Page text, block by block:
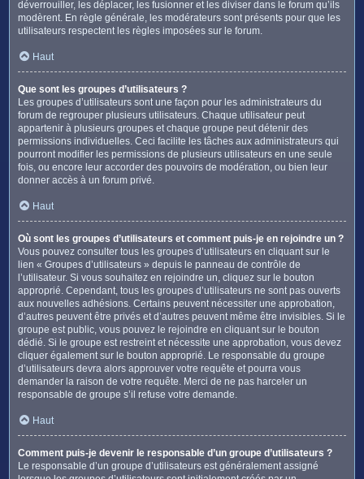
déverrouiller, les déplacer, les fusionner et les diviser dans le forum qu’ils
modèrent. En règle générale, les modérateurs sont présents pour que les
utilisateurs respectent les règles imposées sur le forum.
Haut
Que sont les groupes d’utilisateurs ?
Les groupes d’utilisateurs sont une façon pour les administrateurs du
forum de regrouper plusieurs utilisateurs. Chaque utilisateur peut
appartenir à plusieurs groupes et chaque groupe peut détenir des
permissions individuelles. Ceci facilite les tâches aux administrateurs qui
pourront modifier les permissions de plusieurs utilisateurs en une seule
fois, ou encore leur accorder des pouvoirs de modération, ou bien leur
donner accès à un forum privé.
Haut
Où sont les groupes d’utilisateurs et comment puis-je en rejoindre un ?
Vous pouvez consulter tous les groupes d’utilisateurs en cliquant sur le
lien « Groupes d’utilisateurs » depuis le panneau de contrôle de
l’utilisateur. Si vous souhaitez en rejoindre un, cliquez sur le bouton
approprié. Cependant, tous les groupes d’utilisateurs ne sont pas ouverts
aux nouvelles adhésions. Certains peuvent nécessiter une approbation,
d’autres peuvent être privés et d’autres peuvent même être invisibles. Si le
groupe est public, vous pouvez le rejoindre en cliquant sur le bouton
dédié. Si le groupe est restreint et nécessite une approbation, vous devez
cliquer également sur le bouton approprié. Le responsable du groupe
d’utilisateurs devra alors approuver votre requête et pourra vous
demander la raison de votre requête. Merci de ne pas harceler un
responsable de groupe s’il refuse votre demande.
Haut
Comment puis-je devenir le responsable d’un groupe d’utilisateurs ?
Le responsable d’un groupe d’utilisateurs est généralement assigné